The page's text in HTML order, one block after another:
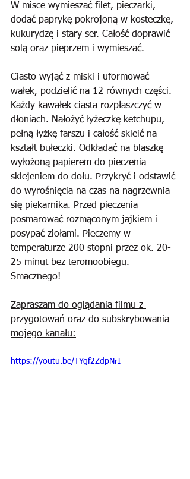
W misce wymieszać filet, pieczarki,
dodać paprykę pokrojoną w kosteczkę,
kukurydzę i stary ser. Całość doprawić
solą oraz pieprzem i wymieszać.
Ciasto wyjąć z miski i uformować
wałek, podzielić na 12 równych części.
Każdy kawałek ciasta rozpłaszczyć w
dłoniach. Nałożyć łyżeczkę ketchupu,
pełną łyżkę farszu i całość skleić na
kształt bułeczki. Odkładać na blaszkę
wyłożoną papierem do pieczenia
sklejeniem do dołu. Przykryć i odstawić
do wyrośnięcia na czas na nagrzewnia
się piekarnika. Przed pieczenia
posmarować rozmąconym jajkiem i
posypać ziołami. Pieczemy w
temperaturze 200 stopni przez ok. 20-
25 minut bez teromoobiegu.
Smacznego!
Zapraszam do oglądania filmu z
przygotowań oraz do subskrybowania
mojego kanału:
https://youtu.be/TYgf2ZdpNrI